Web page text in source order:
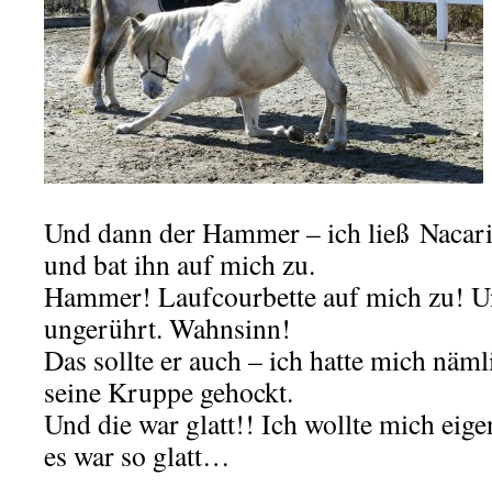
Und dann der Hammer – ich ließ
und bat ihn auf mich zu.
Hammer! Laufcourbette auf mich zu!
ungerührt. Wahnsinn!
Das sollte er auch – ich hatte mich
seine Kruppe gehockt.
Und die war glatt!! Ich wollte mich
es war so glatt…